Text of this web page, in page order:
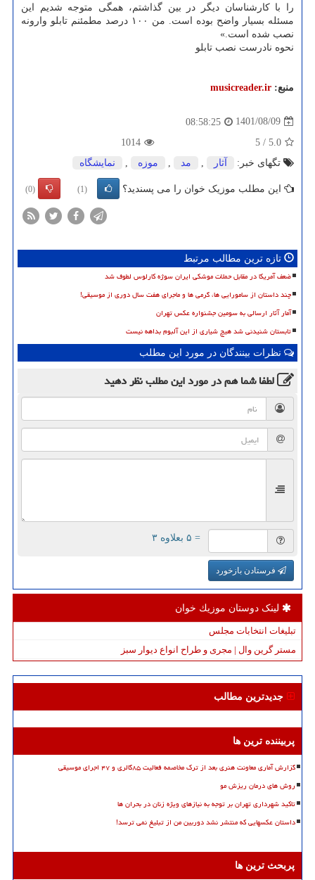
را با کارشناسان دیگر در بین گذاشتم، همگی متوجه شدیم این
مسئله بسیار واضح بوده است. من ۱۰۰ درصد مطمئنم تابلو وارونه
نصب شده است.»
نحوه نادرست نصب تابلو
منبع: musicreader.ir
1401/08/09
08:58:25
5.0
/
5
1014
تگهای خبر:
آثار , مد , موزه , نمایشگاه
این مطلب موزیک خوان را می پسندید؟ (1)
(0)
تازه ترین مطالب مرتبط
ضعف آمریکا در مقابل حملات موشکی ایران سوژه کارلوس لطوف شد
چند داستان از سامورایی ها، گرمی ها و ماجرای هفت سال دوری از موسیقی!
آمار آثار ارسالی به سومین جشنواره عکس تهران
تابستان شنیدنی شد هیچ شیاری از این آلبوم بداهه نیست
نظرات بینندگان در مورد این مطلب
لطفا شما همدر مورد این مطلبنظر دهید
= ۵ بعلاوه ۳
فرستادن بازخورد
لینک دوستان موزیك خوان
تبلیغات انتخابات مجلس
مستر گرین وال | مجری و طراح انواع دیوار سبز
جدیدترین مطالب
پربیننده ترین ها
گزارش آماری معاونت هنری بعد از ترک مخاصمه فعالیت ۸۵گالری و ۴۷ اجرای موسیقی
روش های درمان ریزش مو
تاکید شهرداری تهران بر توجه به نیازهای ویژه زنان در بحران ها
داستان عکسهایی که منتشر نشد دوربین من از تبلیغ نمی ترسد!
پربحث ترین ها